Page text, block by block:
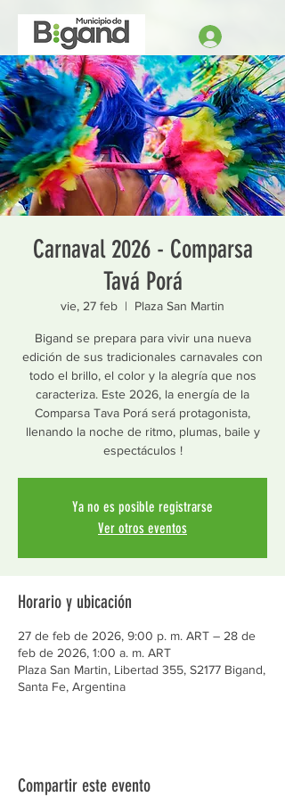
Carnaval 2026 - Comparsa
Tavá Porá
vie, 27 feb
  |
Plaza San Martin
Bigand se prepara para vivir una nueva
edición de sus tradicionales carnavales con
todo el brillo, el color y la alegría que nos
caracteriza. Este 2026, la energía de la
Comparsa Tava Porá será protagonista,
llenando la noche de ritmo, plumas, baile y
espectáculos !
Ya no es posible registrarse
Ver otros eventos
Horario y ubicación
27 de feb de 2026, 9:00 p. m. ART – 28 de
feb de 2026, 1:00 a. m. ART
Plaza San Martin, Libertad 355, S2177 Bigand,
Santa Fe, Argentina
Compartir este evento